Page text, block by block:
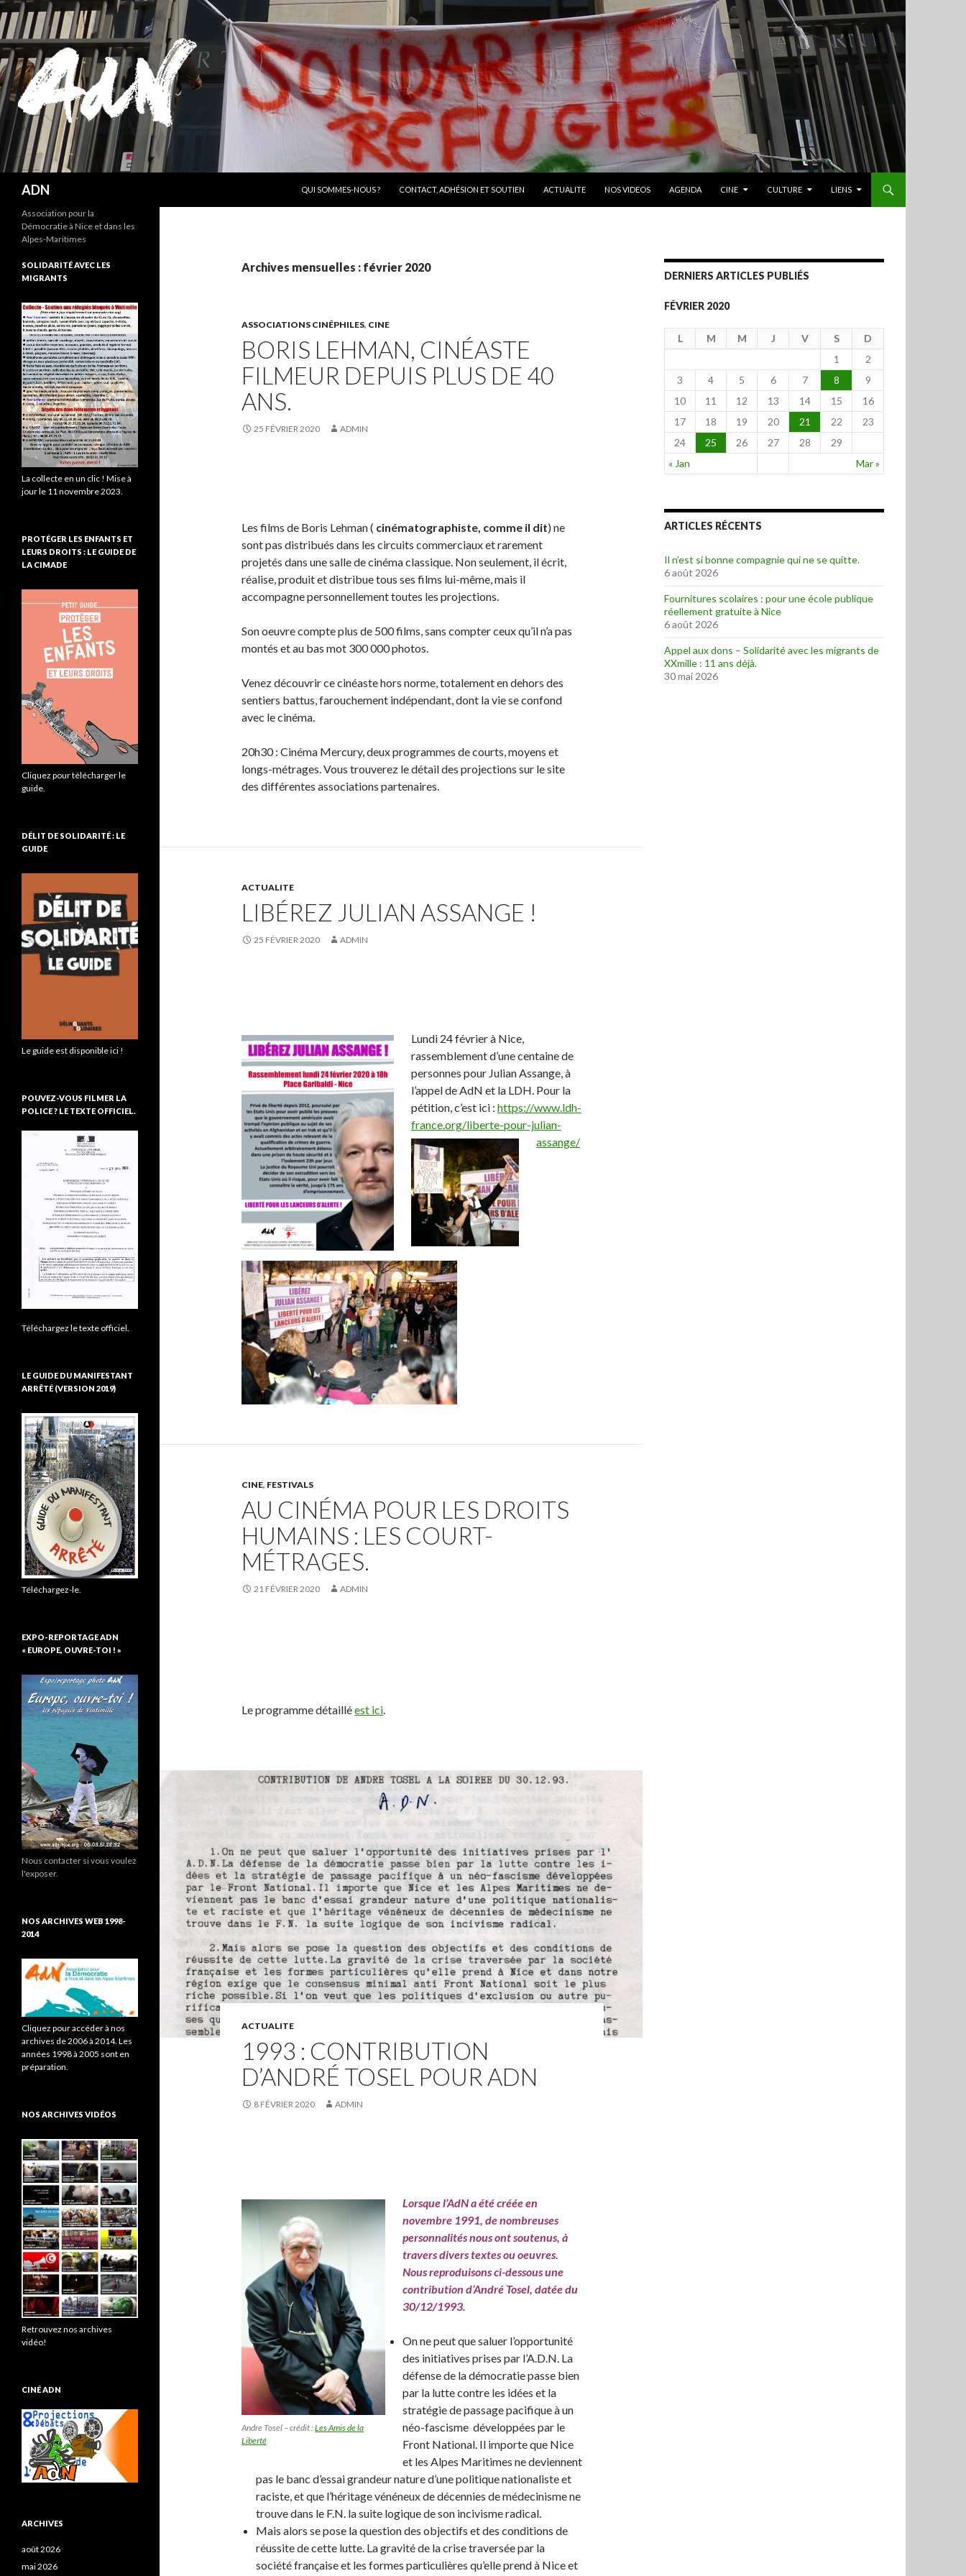
ADN
QUI SOMMES-NOUS ?
CONTACT, ADHÉSION ET SOUTIEN ACTUALITE NOS VIDEOS AGENDA CINE CULTURE LIENS
Archives mensuelles : février 2020
ASSOCIATIONS CINÉPHILES, CINE
BORIS LEHMAN, CINÉASTE
FILMEUR DEPUIS PLUS DE 40
ANS.
25 FÉVRIER 2020 ADMIN
Les films de Boris Lehman ( cinématographiste, comme il dit) ne
sont pas distribués dans les circuits commerciaux et rarement
projetés dans une salle de cinéma classique. Non seulement, il écrit,
réalise, produit et distribue tous ses films lui-même, mais il
accompagne personnellement toutes les projections.
Son oeuvre compte plus de 500 films, sans compter ceux qu’il n’a pas
montés et au bas mot 300 000 photos.
Venez découvrir ce cinéaste hors norme, totalement en dehors des
sentiers battus, farouchement indépendant, dont la vie se confond
avec le cinéma.
20h30 : Cinéma Mercury, deux programmes de courts, moyens et
longs-métrages. Vous trouverez le détail des projections sur le site
des différentes associations partenaires.
ACTUALITE
LIBÉREZ JULIAN ASSANGE !
25 FÉVRIER 2020 ADMIN
Lundi 24 février à Nice,
rassemblement d’une centaine de
personnes pour Julian Assange, à
l’appel de AdN et la LDH. Pour la
pétition, c’est ici : https://www.ldh-
france.org/liberte-pour-julian-
assange/
CINE, FESTIVALS
AU CINÉMA POUR LES DROITS
HUMAINS : LES COURT-
MÉTRAGES.
21 FÉVRIER 2020 ADMIN
Le programme détailléest ici.
ACTUALITE
1993 : CONTRIBUTION
D’ANDRÉ TOSEL POUR ADN
8 FÉVRIER 2020 ADMIN
Andre Tosel – crédit :Les Amis de la
Liberté
Lorsque l’AdN a été créée en
novembre 1991, de nombreuses
personnalités nous ont soutenus, à
travers divers textes ou oeuvres.
Nous reproduisons ci-dessous une
contribution d’André Tosel, datée du
30/12/1993.
On ne peut que saluer l’opportunité
des initiatives prises par l’A.D.N. La
défense de la démocratie passe bien
par la lutte contre les idées et la
stratégie de passage pacifique à un
néo-fascisme développées par le
Front National. Il importe que Nice
et les Alpes Maritimes ne deviennent
pas le banc d’essai grandeur nature d’une politique nationaliste et
raciste, et que l’héritage vénéneux de décennies de médecinisme ne
trouve dans le F.N. la suite logique de son incivisme radical.
Mais alors se pose la question des objectifs et des conditions de
réussite de cette lutte. La gravité de la crise traversée par la
société française et les formes particulières qu’elle prend à Nice et
DERNIERS ARTICLES PUBLIÉS
FÉVRIER 2020
L M M J V S D
« Jan Mar »
1
2
3
4 5 6 7 8
9
10
11 12 13 14 15
16
17
18 19 20 21 22
23
24
25 26 27 28 29
ARTICLES RÉCENTS
Il n’est si bonne compagnie qui ne se quitte.
6 août 2026
Fournitures scolaires : pour une école publique
réellement gratuite à Nice
6 août 2026
Appel aux dons – Solidarité avec les migrants de
XXmille : 11 ans déjà.
30 mai 2026
Association pour la
Démocratie à Nice et dans les
Alpes-Maritimes
SOLIDARITÉ AVEC LES
MIGRANTS
La collecte en un clic ! Mise à
jour le 11 novembre 2023.
PROTÉGER LES ENFANTS ET
LEURS DROITS : LE GUIDE DE
LA CIMADE
Cliquez pour télécharger le
guide.
DÉLIT DE SOLIDARITÉ : LE
GUIDE
Le guide est disponible ici !
POUVEZ-VOUS FILMER LA
POLICE ? LE TEXTE OFFICIEL.
Téléchargez le texte officiel.
LE GUIDE DU MANIFESTANT
ARRÊTÉ (VERSION 2019)
Téléchargez-le.
EXPO-REPORTAGE ADN
« EUROPE, OUVRE-TOI ! »
Nous contacter si vous voulez
l'exposer.
NOS ARCHIVES WEB 1998-
2014
Cliquez pour accéder à nos
archives de 2006 à 2014. Les
années 1998 à 2005 sont en
préparation.
NOS ARCHIVES VIDÉOS
Retrouvez nos archives
vidéo!
CINÉ ADN
ARCHIVES
août 2026
mai 2026